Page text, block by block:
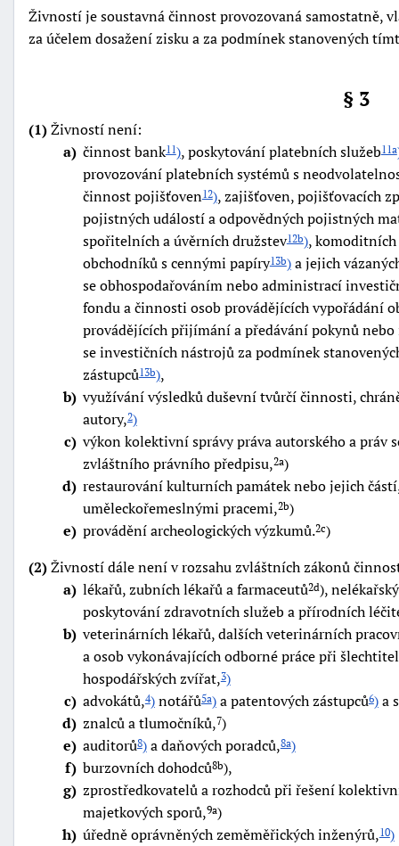
Živností je soustavná činnost provozovaná samostatně,
za účelem dosažení zisku a za podmínek stanovených
§ 3
(1)Živností není:
a činnost bank11), poskytování platebních služeb11a
provozování platebních systémů s
činnost pojišťoven12), zajišťoven, pojišťovacích
pojistných událostí a odpovědných pojistných
spořitelních a úvěrních družstev12b),
obchodníků s cennými papíry13b)a jejich
se obhospodařováním nebo administrací
fondu a činnosti osob provádějících vypořádání
provádějících přijímání a předávání pokynů
se investičních nástrojů za podmínek
zástupců13b),
b využívání výsledků duševní tvůrčí činnosti,
autory,2)
c výkon kolektivní správy práva autorského a práv
zvláštního právního předpisu,2a)
d restaurování kulturních památek nebo jejich
uměleckořemeslnými pracemi,2b)
e provádění archeologických výzkumů.2c)
(2)Živností dále není v rozsahu zvláštních zákonů
a lékařů, zubních lékařů a farmaceutů2d),
poskytování zdravotních služeb a přírodních
b veterinárních lékařů, dalších veterinárních
a osob vykonávajících odborné práce při
hospodářských zvířat,3)
c advokátů,4)notářů5a)a patentových zástupců6)a
d znalců a tlumočníků,7)
e auditorů8)a daňových poradců,8a)
f burzovních dohodců8b),
g zprostředkovatelů a rozhodců při řešení
majetkových sporů,9a)
h úředně oprávněných zeměměřických inženýrů,10)
-
náhrady
"náhradě
škod"